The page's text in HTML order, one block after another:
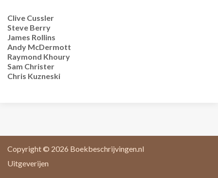
Clive Cussler
Steve Berry
James Rollins
Andy McDermott
Raymond Khoury
Sam Christer
Chris Kuzneski
Copyright © 2026 Boekbeschrijvingen.nl
Uitgeverijen